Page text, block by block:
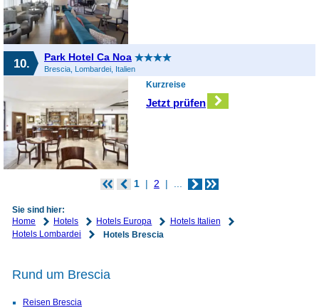
10. Park Hotel Ca Noa
Brescia, Lombardei, Italien
Kurzreise
Jetzt prüfen
1 2 ...
Sie sind hier:
Home
Hotels Hotels Europa
Hotels Italien
Hotels Lombardei
Hotels Brescia
Rund um Brescia
Reisen Brescia